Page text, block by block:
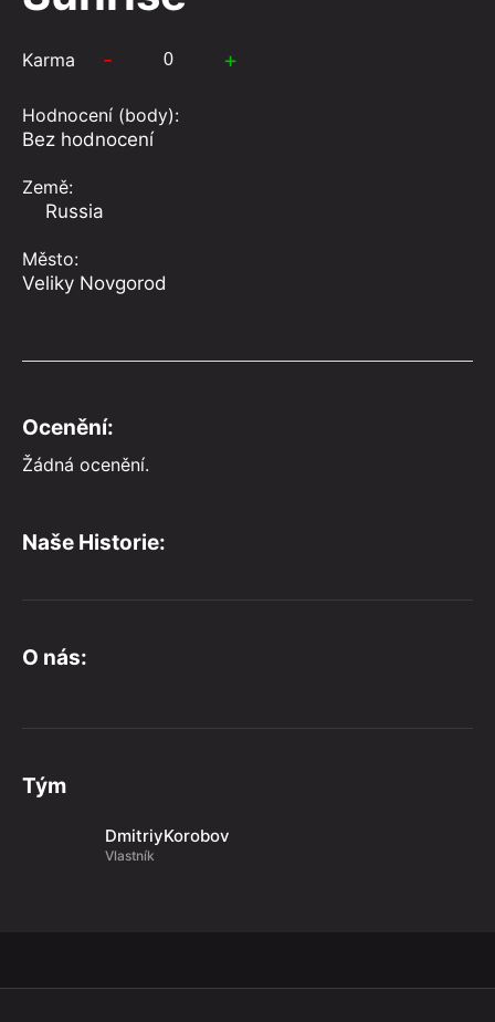
Karma - +
Hodnocení (body):
Bez hodnocení
Země:
Russia
Město:
Veliky Novgorod
Ocenění:
Žádná ocenění.
Naše Historie:
O nás:
Tým
DmitriyKorobov
Vlastník